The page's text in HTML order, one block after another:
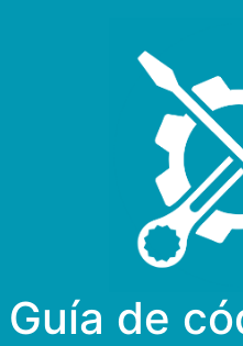
Guía de